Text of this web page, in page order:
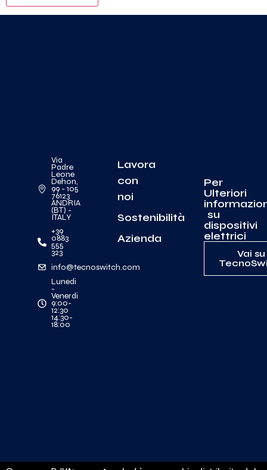
Via
Padre
Leone
Dehon,
99 - 105
76123
ANDRIA
(BT) -
ITALY
+39
0883
555
323
info@tecnoswitch.com
Lunedi
-
Venerdi
9:00-
12:30
14:30-
18:00
Lavora
con
noi
Sostenibilità
Azienda
Per
Ulteriori
su
dispositivi
elettrici
Vai su